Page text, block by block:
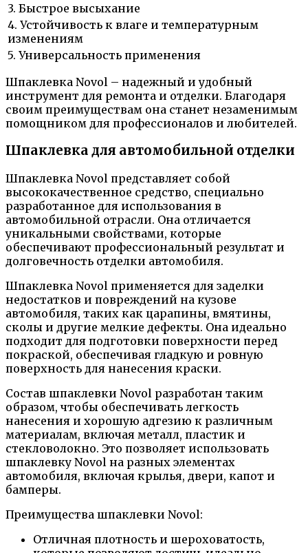
3. Быстрое высыхание
4. Устойчивость к влаге и температурным
изменениям
5. Универсальность применения
Шпаклевка Novol – надежный и удобный
инструмент для ремонта и отделки. Благодаря
своим преимуществам она станет незаменимым
помощником для профессионалов и любителей.
Шпаклевка для автомобильной отделки
Шпаклевка Novol представляет собой
высококачественное средство, специально
разработанное для использования в
автомобильной отрасли. Она отличается
уникальными свойствами, которые
обеспечивают профессиональный результат и
долговечность отделки автомобиля.
Шпаклевка Novol применяется для заделки
недостатков и повреждений на кузове
автомобиля, таких как царапины, вмятины,
сколы и другие мелкие дефекты. Она идеально
подходит для подготовки поверхности перед
покраской, обеспечивая гладкую и ровную
поверхность для нанесения краски.
Состав шпаклевки Novol разработан таким
образом, чтобы обеспечивать легкость
нанесения и хорошую адгезию к различным
материалам, включая металл, пластик и
стекловолокно. Это позволяет использовать
шпаклевку Novol на разных элементах
автомобиля, включая крылья, двери, капот и
бамперы.
Преимущества шпаклевки Novol:
Отличная плотность и шероховатость,